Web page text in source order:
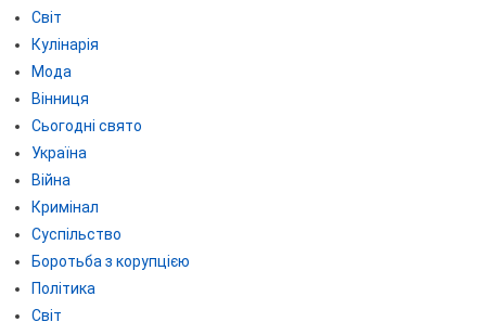
Світ
Кулінарія
Мода
Вінниця
Сьогодні свято
Україна
Війна
Кримінал
Суспільство
Боротьба з корупцією
Політика
Світ